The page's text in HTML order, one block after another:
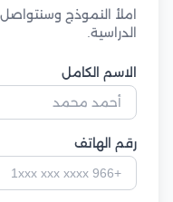
املأ النموذج
الدراسية.
الاسم الكامل
رقم الهاتف